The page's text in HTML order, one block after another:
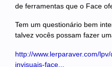
de ferramentas que o Face
Tem um questionário bem
talvez vocês possam fazer
http://www.lerparaver.com/
invisuais-face...